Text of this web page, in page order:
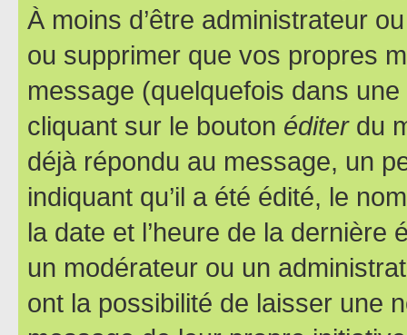
À moins d’être administrateur
ou supprimer que vos propres
message (quelquefois dans
cliquant sur le bouton éditerdu
déjà répondu au message, un
indiquant qu’il a été édité, le
la date et l’heure de la dernière
un modérateur ou un
ont la possibilité de laisser une